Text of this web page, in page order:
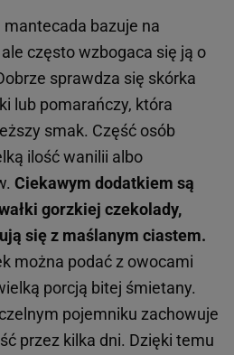
bazuje na
często wzbogaca się ją o
sprawdza się skórka
lub pomarańczy, która
smak. Część osób
ilość wanilii albo
Ciekawym dodatkiem są
gorzkiej czekolady,
się z maślanym ciastem.
można podać z owocami
porcją bitej śmietany.
pojemniku zachowuje
przez kilka dni. Dzięki temu